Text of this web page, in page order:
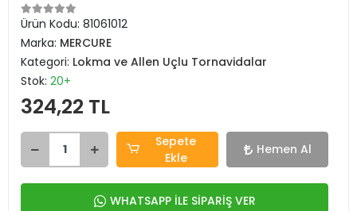
Ürün Kodu: 81061012
Marka: MERCURE
Kategori: Lokma ve Allen Uçlu Tornavidalar
Stok: 20+
324,22 TL
Sepete
Ekle
Hemen Al
WHATSAPP İLE SİPARİŞ VER